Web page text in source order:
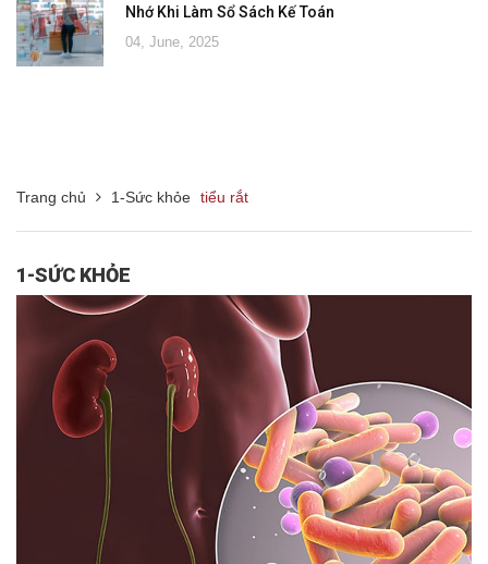
Nhớ Khi Làm Sổ Sách Kế Toán
04, June, 2025
Trang chủ 1-Sức khỏe tiểu rắt
1-SỨC KHỎE